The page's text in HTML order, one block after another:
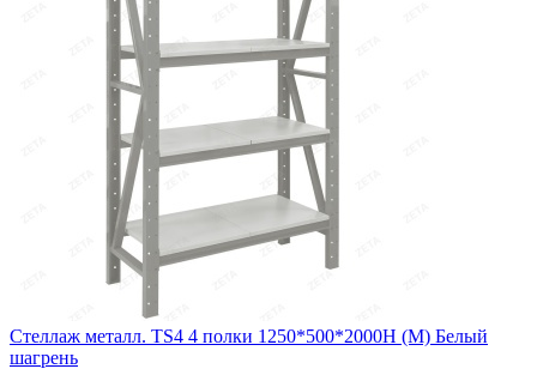
Стеллаж металл. TS4 4 полки 1250*500*2000H (М) Белый
шагрень